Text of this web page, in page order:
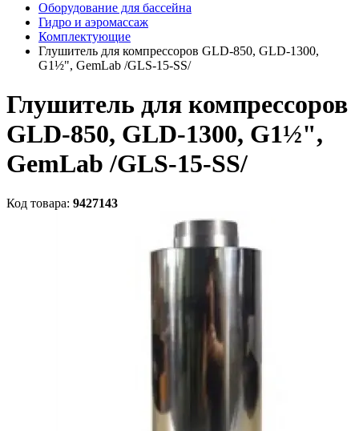
Оборудование для бассейна
Гидро и аэромассаж
Комплектующие
Глушитель для компрессоров GLD-850, GLD-1300,
G1½", GemLab /GLS-15-SS/
Глушитель для компрессоров
GLD-850, GLD-1300, G1½",
GemLab /GLS-15-SS/
Код товара: 9427143